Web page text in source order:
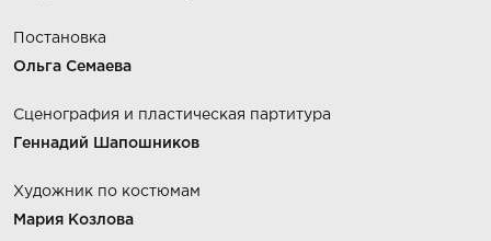
Постановка
Ольга Семаева
Сценография и пластическая партитура
Геннадий Шапошников
Художник по костюмам
Мария Козлова